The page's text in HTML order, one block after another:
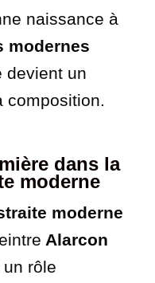
naissance à
modernes
devient un
composition.
dans la
moderne
moderne
Alarcon
rôle